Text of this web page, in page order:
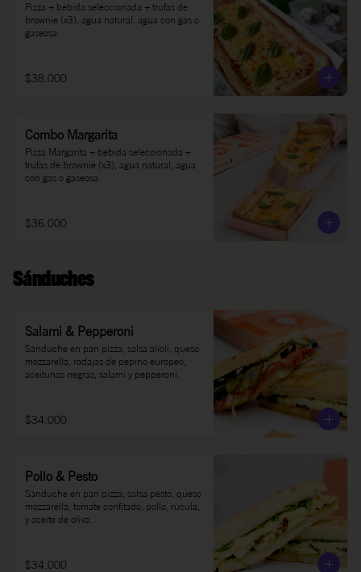
Pizza + bebida seleccionada + trufas de
brownie (x3), agua natural, agua con gas o
gaseosa.
$38.000
Combo Margarita
Pizza Margarita + bebida seleccionada +
trufas de brownie (x3), agua natural, agua
con gas o gaseosa.
$36.000
Sánduches
Salami & Pepperoni
Sánduche en pan pizza, salsa alioli, queso
mozzarella, rodajas de pepino europeo,
aceitunas negras, salami y pepperoni.
$34.000
Pollo & Pesto
Sánduche en pan pizza, salsa pesto, queso
mozzarella, tomate confitado, pollo, rúcula,
y aceite de oliva.
$34.000